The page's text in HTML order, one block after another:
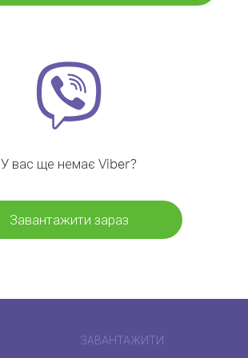
У вас ще немає Viber?
Завантажити зараз
ЗАВАНТАЖИТИ